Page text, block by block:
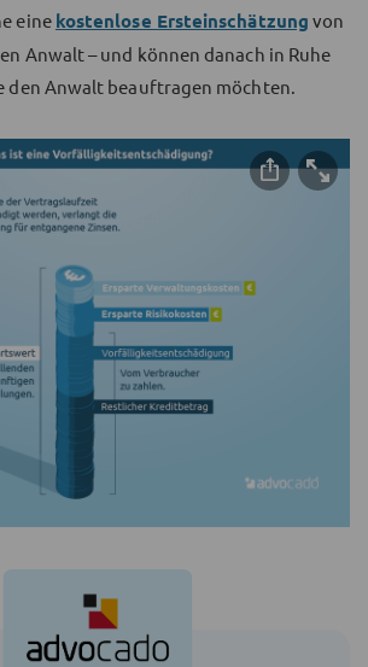
eine kostenlose Ersteinschätzung von
Anwalt – und können danach in Ruhe
den Anwalt beauftragen möchten.